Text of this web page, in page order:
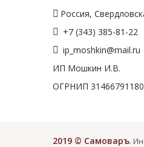
Россия,
+7 (343) 385-81-22
ip_moshkin@mail.ru
ИП Мошкин И.В.
ОГРНИП
2019 © Самоваръ.